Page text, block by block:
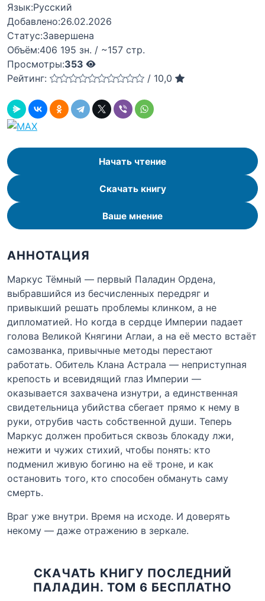
Язык:Русский
Добавлено:26.02.2026
Статус:Завершена
Объём:406 195 зн. / ~157 стр.
Просмотры:353
Рейтинг:
/ 10,0
Начать чтение
Скачать книгу
Ваше мнение
АННОТАЦИЯ
Маркус Тёмный — первый Паладин Ордена,
выбравшийся из бесчисленных передряг и
привыкший решать проблемы клинком, а не
дипломатией. Но когда в сердце Империи падает
голова Великой Княгини Аглаи, а на её место встаёт
самозванка, привычные методы перестают
работать. Обитель Клана Астрала — неприступная
крепость и всевидящий глаз Империи —
оказывается захвачена изнутри, а единственная
свидетельница убийства сбегает прямо к нему в
руки, отрубив часть собственной души. Теперь
Маркус должен пробиться сквозь блокаду лжи,
нежити и чужих стихий, чтобы понять: кто
подменил живую богиню на её троне, и как
остановить того, кто способен обмануть саму
смерть.
Враг уже внутри. Время на исходе. И доверять
некому — даже отражению в зеркале.
СКАЧАТЬ КНИГУ ПОСЛЕДНИЙ
ПАЛАДИН. ТОМ 6 БЕСПЛАТНО